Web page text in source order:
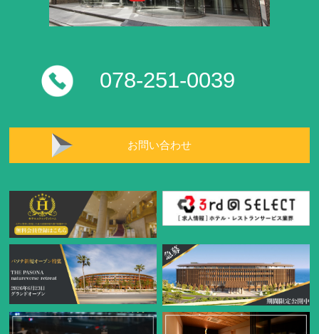
078-251-0039
お問い合わせ